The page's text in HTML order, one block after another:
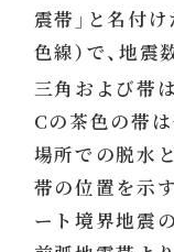
震帯」と名付
色線）で、地
三角および帯
Cの茶色の帯
場所での脱水
帯の位置を示
ート境界地震